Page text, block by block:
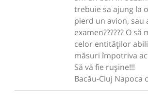
trebuie sa ajung la
pierd un avion, sau
examen?????? O să
celor entităților
măsuri împotriva
Să vă fie rușine!!!
Bacău-Cluj Napoca